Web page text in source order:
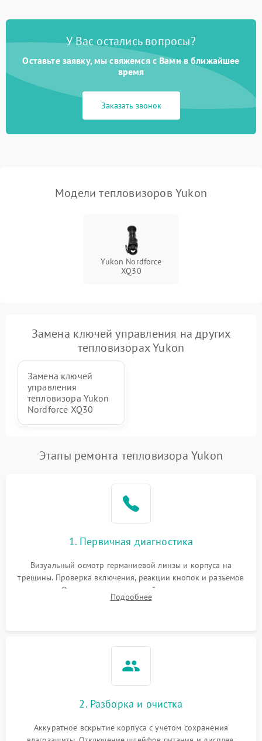
Проблемы с объективом
У Вас остались вопросы?
Оставьте заявку, мы свяжемся с Вами в ближайшее
время
Заказать звонок
Модели тепловизоров Yukon
Yukon Nordforce
XQ30
Замена ключей управления на других
тепловизорах Yukon
Замена ключей
управления
тепловизора Yukon
Nordforce XQ30
Этапы ремонта тепловизора Yukon
1. Первичная диагностика
Визуальный осмотр германиевой линзы и корпуса на
трещины. Проверка включения, реакции кнопок и разъемов
зарядки. Оценка вывода тепловой сигнатуры на экран,
проверка базовых функций и считывание системных
Подробнее
2. Разборка и очистка
Аккуратное вскрытие корпуса с учетом сохранения